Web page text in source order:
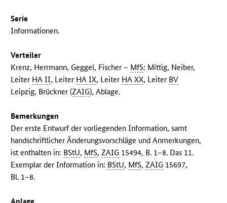
Serie
Informationen.
Verteiler
Krenz, Herrmann, Geggel, Fischer – MfS: Mittig, Neiber,
Leiter HA II, Leiter HA IX, Leiter HA XX, Leiter BV
Leipzig, Brückner (ZAIG), Ablage.
Bemerkungen
Der erste Entwurf der vorliegenden Information, samt
handschriftlicher Änderungsvorschläge und Anmerkungen,
ist enthalten in: BStU, MfS,ZAIG 15494, B. 1–8. Das 11.
Exemplar der Information in: BStU, MfS,ZAIG 15697,
Bl. 1–8.